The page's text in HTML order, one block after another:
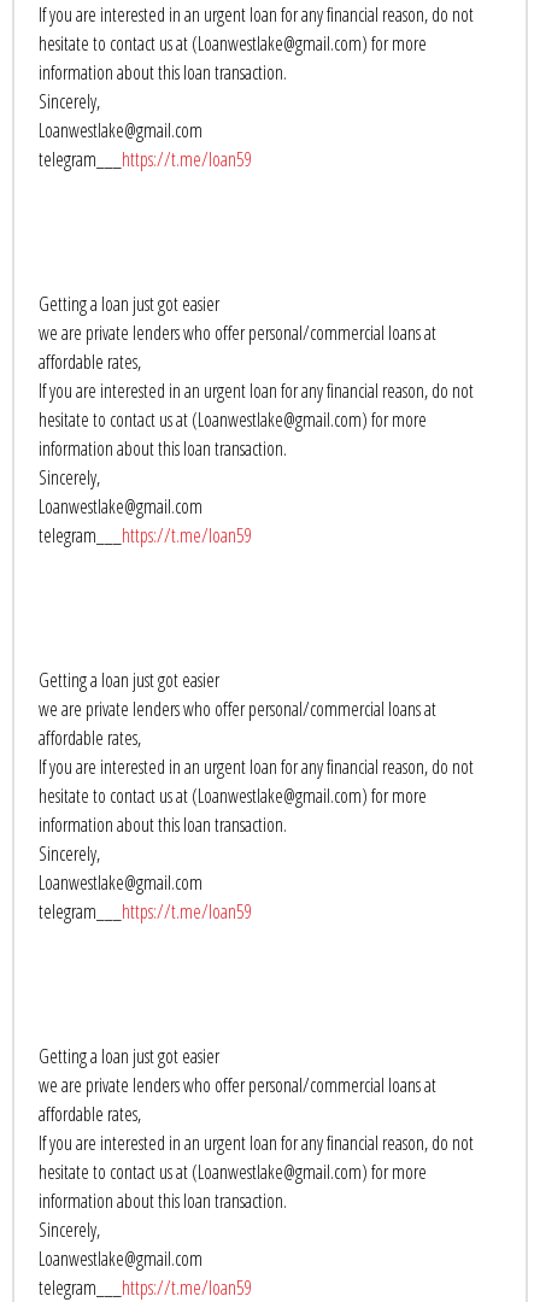
If you are interested in an urgent loan for any financial reason, do not
hesitate to contact us at (Loanwestlake@gmail.com) for more
information about this loan transaction.
Sincerely,
Loanwestlake@gmail.com
telegram___ https://t.me/loan59
Getting a loan just got easier
we are private lenders who offer personal/commercial loans at
affordable rates,
If you are interested in an urgent loan for any financial reason, do not
hesitate to contact us at (Loanwestlake@gmail.com) for more
information about this loan transaction.
Sincerely,
Loanwestlake@gmail.com
telegram___ https://t.me/loan59
Getting a loan just got easier
we are private lenders who offer personal/commercial loans at
affordable rates,
If you are interested in an urgent loan for any financial reason, do not
hesitate to contact us at (Loanwestlake@gmail.com) for more
information about this loan transaction.
Sincerely,
Loanwestlake@gmail.com
telegram___ https://t.me/loan59
Getting a loan just got easier
we are private lenders who offer personal/commercial loans at
affordable rates,
If you are interested in an urgent loan for any financial reason, do not
hesitate to contact us at (Loanwestlake@gmail.com) for more
information about this loan transaction.
Sincerely,
Loanwestlake@gmail.com
telegram___ https://t.me/loan59